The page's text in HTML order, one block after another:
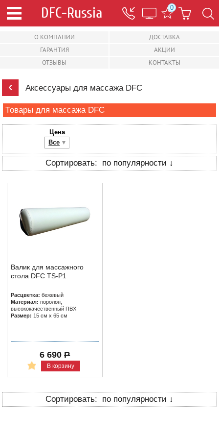
0
О КОМПАНИИ
ДОСТАВКА
ГАРАНТИЯ
АКЦИИ
ОТЗЫВЫ
КОНТАКТЫ
‹ Аксессуары для массажа DFC
Товары для массажа DFC
Цена
Все
по популярности ↓
Валик для массажного
стола DFC TS-P1
Расцветка: бежевый
Материал: поролон,
высококачественный ПВХ
Размер: 15 см х 65 см
6 690Р
В корзину
по популярности ↓